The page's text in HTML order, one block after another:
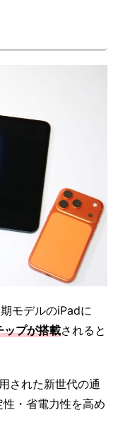
モデルのiPadに
ップが搭載されると
された新世代の通
・省電力性を高め